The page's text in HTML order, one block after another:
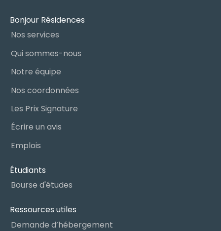
Bonjour Résidences
Nos services
Qui sommes-nous
Notre équipe
Nos coordonnées
Les Prix Signature
Écrire un avis
Emplois
Étudiants
Bourse d'études
Ressources utiles
Demande d’hébergement